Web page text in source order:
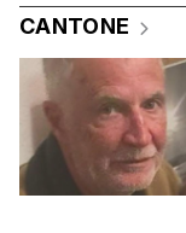
CANTONE